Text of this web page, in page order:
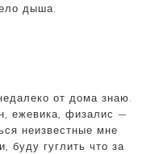
дыша.
от дома знаю.
ежевика, физалис —
неизвестные мне
буду гуглить что за